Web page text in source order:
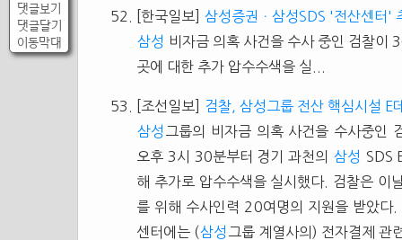
댓글보기
댓글달기
이동막대
[한국일보] 삼성증권ㆍ삼성SDS '전산센터'
삼성 비자금 의혹 사건을 수사 중인 검찰이
곳에 대한 추가 압수수색을 실...
[조선일보]
검찰, 삼성그룹 전산 핵심시설 E
삼성 그룹의 비자금 의혹 사건을 수사중인
오후 3시 30분부터 경기 과천의 삼성 SDS
해 추가로 압수수색을 실시했다. 검찰은 이
를 위해 수사인력 20여명의 지원을 받았다
센터에는 (삼성 그룹 계열사의) 전자결제